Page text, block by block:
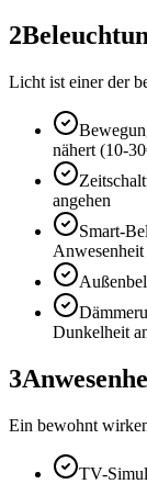
2
Licht ist einer der
nähert (10-
angehen
Smart-
Anwesenheit
Dunkelheit
3
Ein bewohnt
TV-